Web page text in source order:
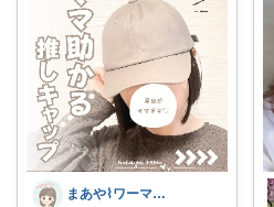
まあや⌇ワーママの暮らしとインテリア𓍯